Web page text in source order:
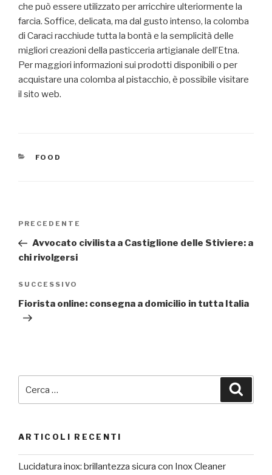
che può essere utilizzato per arricchire ulteriormente la
farcia. Soffice, delicata, ma dal gusto intenso, la colomba
di Caraci racchiude tutta la bontà e la semplicità delle
migliori creazioni della pasticceria artigianale dell’Etna.
Per maggiori informazioni sui prodotti disponibili o per
acquistare una colomba al pistacchio, è possibile visitare
il sito web.
CATEGORIE
FOOD
Articolo
precedente:
PRECEDENTE
Avvocato civilista a Castiglione delle Stiviere: a
chi rivolgersi
Articolo
successivo
SUCCESSIVO
Fiorista online: consegna a domicilio in tutta Italia
ARTICOLI RECENTI
Lucidatura inox: brillantezza sicura con Inox Cleaner